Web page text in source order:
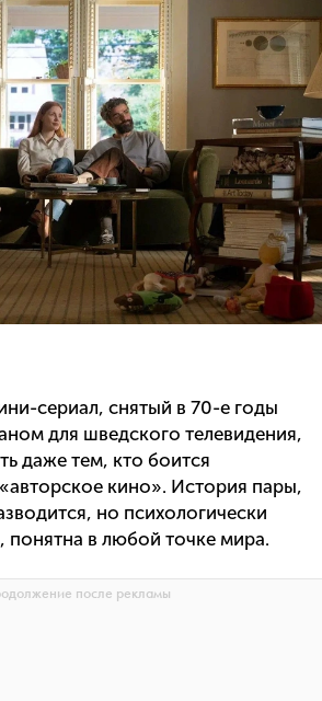
сериал, снятый в 70-е годы
для шведского телевидения,
даже тем, кто боится
кино». История пары,
но психологически
понятна в любой точке мира.